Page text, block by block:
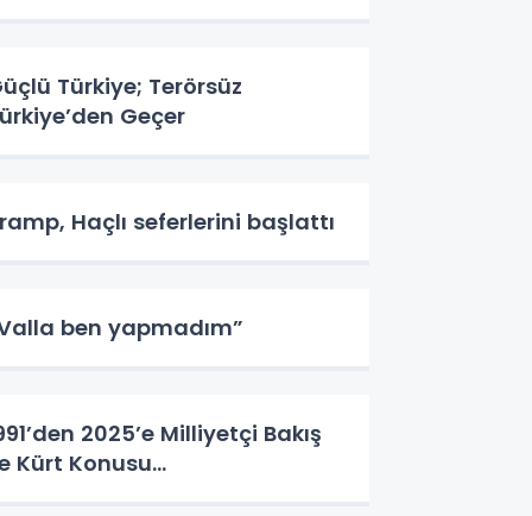
Türkiye; Terörsüz
Geçer
Haçlı seferlerini başlattı
ben yapmadım”
2025’e Milliyetçi Bakış
Kürt Konusu…